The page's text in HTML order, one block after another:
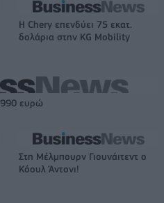
Η Chery επενδύει 75 εκατ.
δολάρια στην KG Mobility
ευρώ
Στη Μέλμπουρν Γιουνάιτεντ ο
Κόουλ Άντονι!